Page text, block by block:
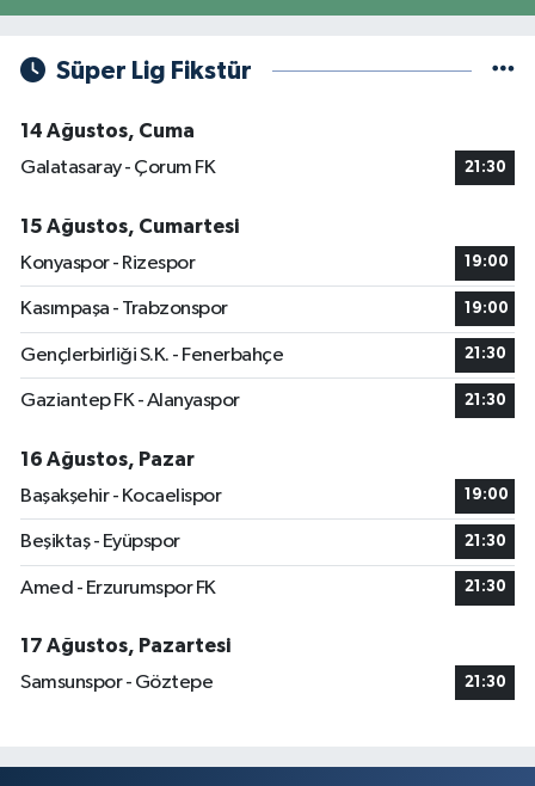
Süper Lig Fikstür
14 Ağustos, Cuma
Galatasaray - Çorum FK
21:30
15 Ağustos, Cumartesi
Konyaspor - Rizespor
19:00
Kasımpaşa - Trabzonspor 19:00
Gençlerbirliği S.K. - Fenerbahçe 21:30
Gaziantep FK - Alanyaspor 21:30
16 Ağustos, Pazar
Başakşehir - Kocaelispor
19:00
Beşiktaş - Eyüpspor 21:30
Amed - Erzurumspor FK 21:30
17 Ağustos, Pazartesi
Samsunspor - Göztepe
21:30